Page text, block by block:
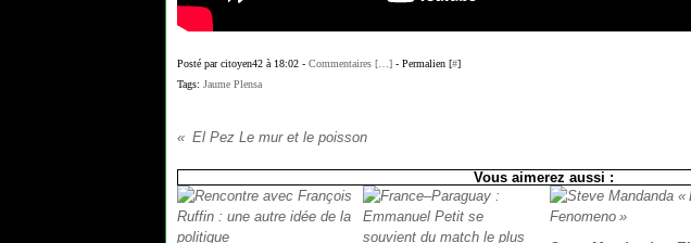
Posté par citoyen42 à 18:02 - Commentaires [ ] - Permalien [#]
Tags: Jaume Plensa
El Pez Le mur et le poisson
Vous aimerez aussi :